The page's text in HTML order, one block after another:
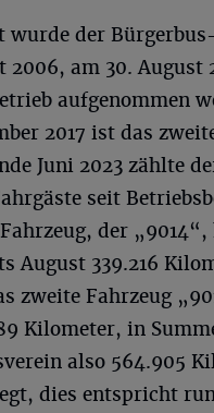
wurde der
2006, am 30. August
aufgenommen
2017 ist das
Juni 2023 zählte
seit
der
August 339.216
zweite Fahrzeug
Kilometer, in
also 564.905
dies entspricht